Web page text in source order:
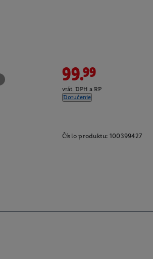
99.99
vrát. DPH a RP
Doručenie
Číslo produktu: 100399427